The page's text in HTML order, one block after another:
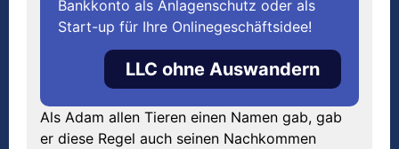
Bankkonto als Anlagenschutz oder als
Start-up für Ihre Onlinegeschäftsidee!
LLC ohne Auswandern
Als Adam allen Tieren einen Namen gab, gab
er diese Regel auch seinen Nachkommen